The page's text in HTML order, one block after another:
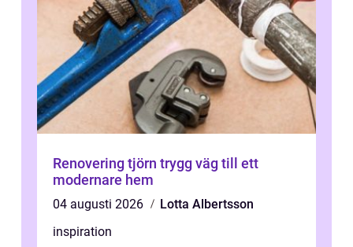
Renovering tjörn trygg väg till ett
modernare hem
04 augusti 2026
Lotta Albertsson
inspiration